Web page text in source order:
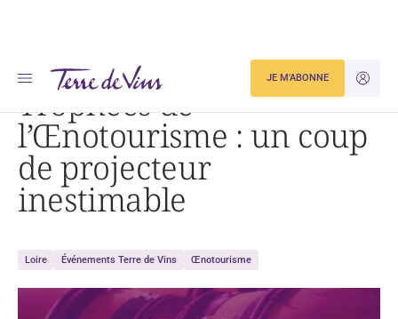
JE
JE M'ABONNE
Accueil Trophées de l’Œnotourisme : un coup de projecteur inestimable
Trophées de
l’Œnotourisme : un coup
de projecteur
inestimable
Loire Événements Terre de Vins Œnotourisme